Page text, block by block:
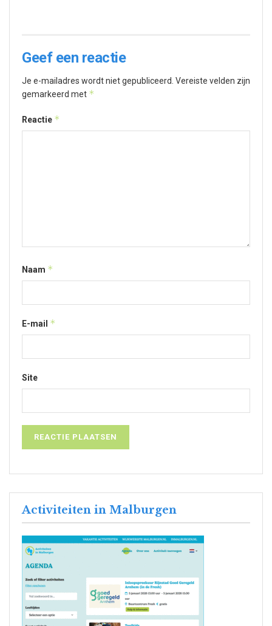
Geef een reactie
Je e-mailadres wordt niet gepubliceerd. Vereiste velden zijn
gemarkeerd met *
Reactie *
Naam *
E-mail *
Site
Activiteiten in Malburgen